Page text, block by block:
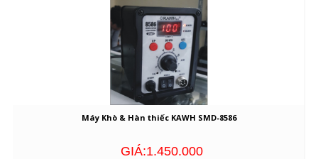
Máy Khò & Hàn thiếc KAWH SMD-8586
GIÁ:1.450.000